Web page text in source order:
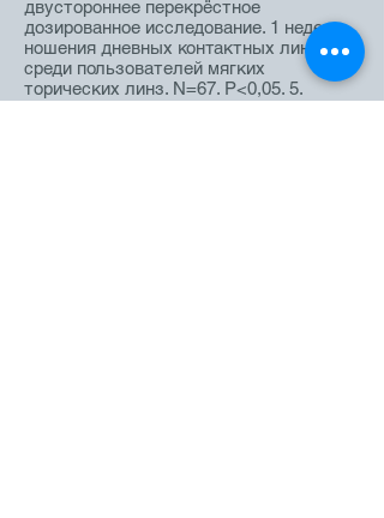
двустороннее перекрёстное
дозированное исследование. 1 неделя
ношения дневных контактных линз
среди пользователей мягких
торических линз. N=67. P<0,05. 5.